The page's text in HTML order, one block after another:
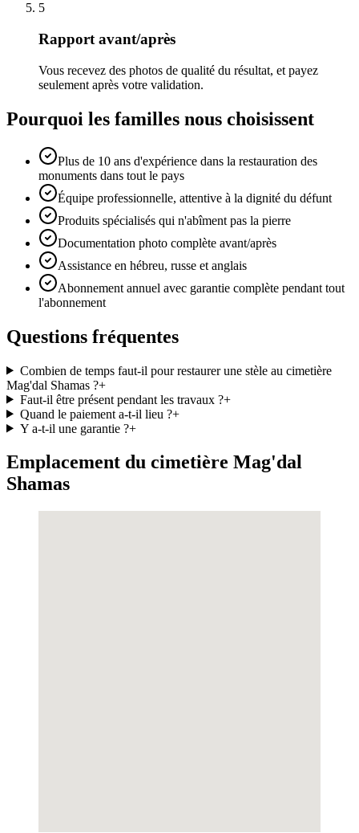
5
Rapport avant/après
Vous recevez des photos de qualité du résultat, et payez
seulement après votre validation.
Pourquoi les familles nous choisissent
Plus de 10 ans d'expérience dans la restauration des
monuments dans tout le pays
Équipe professionnelle, attentive à la dignité du défunt
Produits spécialisés qui n'abîment pas la pierre
Documentation photo complète avant/après
Assistance en hébreu, russe et anglais
Abonnement annuel avec garantie complète pendant tout
l'abonnement
Questions fréquentes
Combien de temps faut-il pour restaurer une stèle au cimetière
Mag'dal Shamas ?+
Faut-il être présent pendant les travaux ?+
Quand le paiement a-t-il lieu ?+
Y a-t-il une garantie ?+
Emplacement du cimetière Mag'dal
Shamas